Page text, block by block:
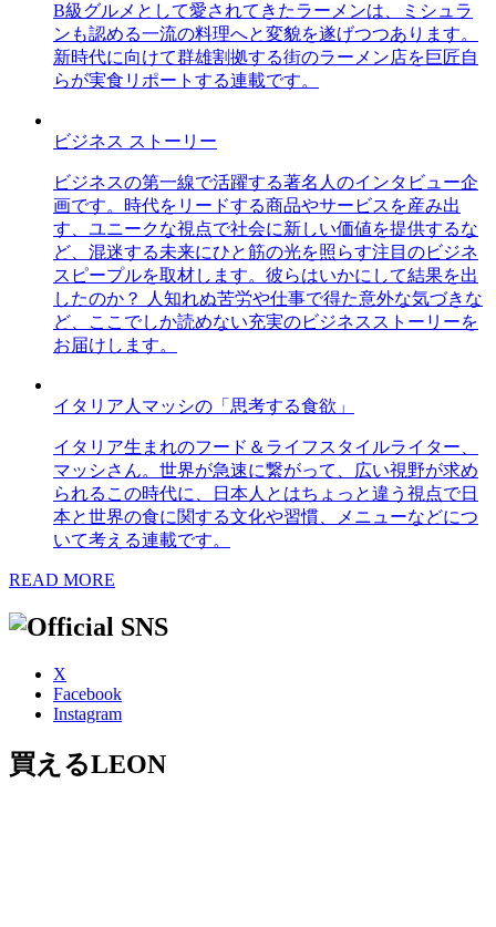
B級グルメとして愛されてきたラーメンは、ミシュラ
ンも認める一流の料理へと変貌を遂げつつあります。
新時代に向けて群雄割拠する街のラーメン店を巨匠自
らが実食リポートする連載です。
ビジネス ストーリー
ビジネスの第一線で活躍する著名人のインタビュー企
画です。時代をリードする商品やサービスを産み出
す、ユニークな視点で社会に新しい価値を提供するな
ど、混迷する未来にひと筋の光を照らす注目のビジネ
スピープルを取材します。彼らはいかにして結果を出
したのか？ 人知れぬ苦労や仕事で得た意外な気づきな
ど、ここでしか読めない充実のビジネスストーリーを
お届けします。
イタリア人マッシの「思考する食欲」
イタリア生まれのフード＆ライフスタイルライター、
マッシさん。世界が急速に繋がって、広い視野が求め
られるこの時代に、日本人とはちょっと違う視点で日
本と世界の食に関する文化や習慣、メニューなどにつ
いて考える連載です。
READ MORE
X
Facebook
Instagram
買えるLEON